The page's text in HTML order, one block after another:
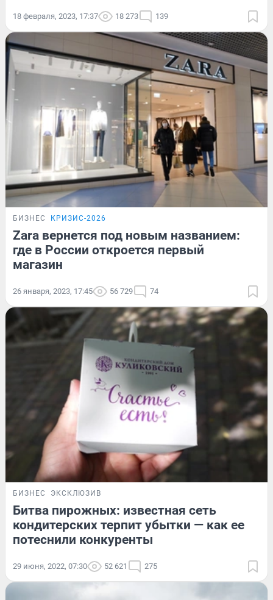
18 февраля, 2023, 17:37 18 273 139
БИЗНЕС КРИЗИС-2026
Zara вернется под новым названием:
где в России откроется первый
магазин
26 января, 2023, 17:45 56 729 74
БИЗНЕС ЭКСКЛЮЗИВ
Битва пирожных: известная сеть
кондитерских терпит убытки — как ее
потеснили конкуренты
29 июня, 2022, 07:30 52 621 275